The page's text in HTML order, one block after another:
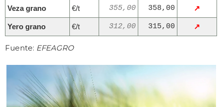
Veza grano €/t 355,00 358,00 ↗
Yero grano €/t 312,00 315,00 ↗
Fuente: EFEAGRO